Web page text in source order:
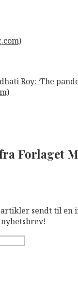
Roy: ‘The
Forlaget
sendt til en